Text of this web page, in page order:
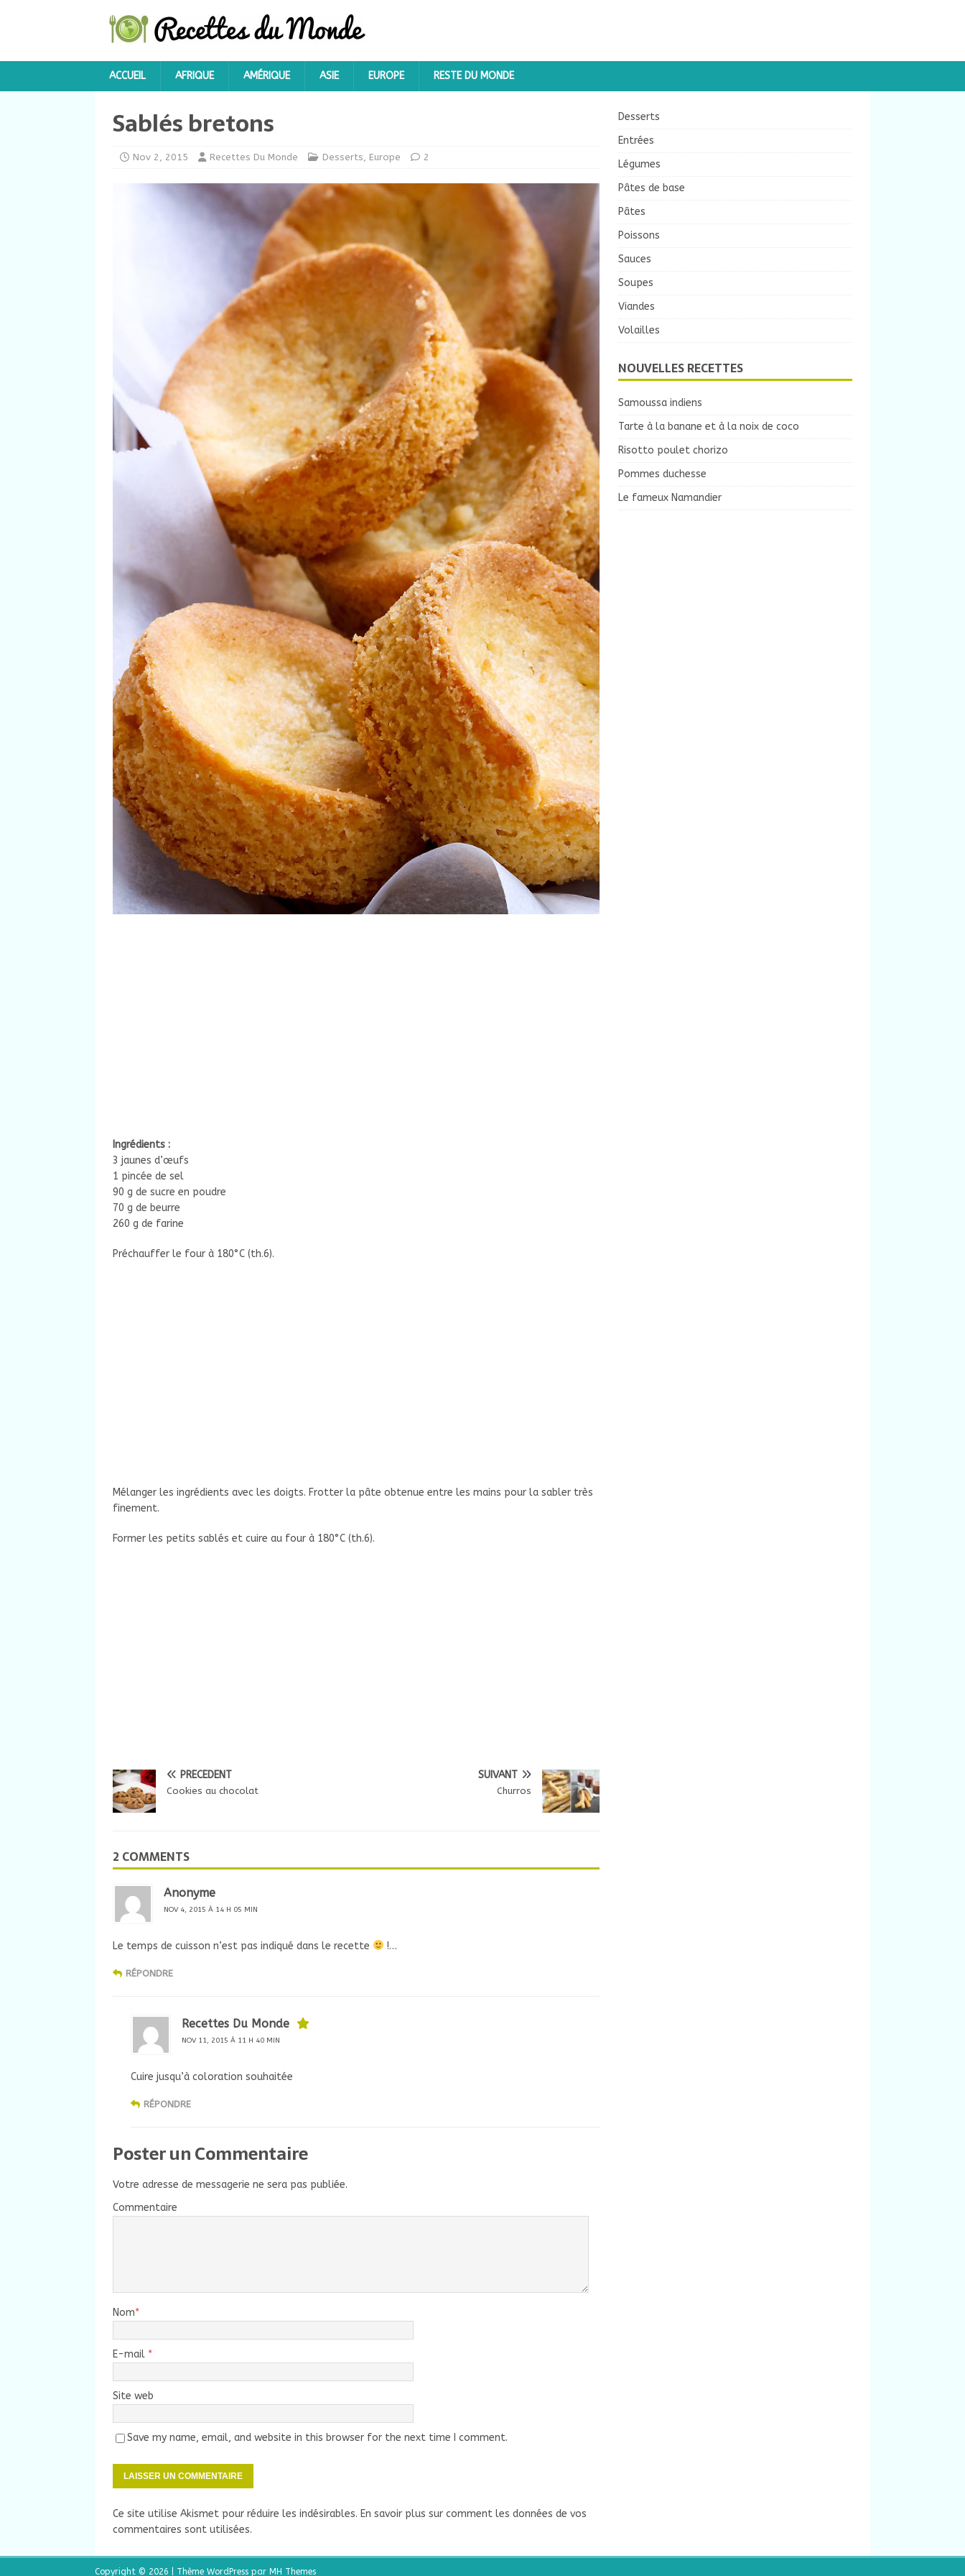
ACCUEIL AFRIQUE AMÉRIQUE ASIE EUROPE RESTE DU MONDE
Sablés bretons
Nov 2, 2015 Recettes Du Monde Desserts, Europe 2
Ingrédients :
3 jaunes d’œufs
1 pincée de sel
90 g de sucre en poudre
70 g de beurre
260 g de farine
Préchauffer le four à 180°C (th.6).
Mélanger les ingrédients avec les doigts. Frotter la pâte obtenue entre les mains pour la sabler très
finement.
Former les petits sablés et cuire au four à 180°C (th.6).
PRÉCÉDENT
Cookies au chocolat
SUIVANT
Churros
2 COMMENTS
Anonyme
NOV 4, 2015 À 14 H 05 MIN
Le temps de cuisson n’est pas indiqué dans le recette !…
RÉPONDRE
Recettes Du Monde
NOV 11, 2015 À 11 H 40 MIN
Cuire jusqu’à coloration souhaitée
RÉPONDRE
Poster un Commentaire
Votre adresse de messagerie ne sera pas publiée.
Commentaire
Nom*
E-mail *
Site web
Save my name, email, and website in this browser for the next time I comment.
Ce site utilise Akismet pour réduire les indésirables. En savoir plus sur comment les données de vos
commentaires sont utilisées.
Desserts
Entrées
Légumes
Pâtes de base
Pâtes
Poissons
Sauces
Soupes
Viandes
Volailles
NOUVELLES RECETTES
Samoussa indiens
Tarte à la banane et à la noix de coco
Risotto poulet chorizo
Pommes duchesse
Le fameux Namandier
Copyright © 2026 | Thème WordPress par MH Themes